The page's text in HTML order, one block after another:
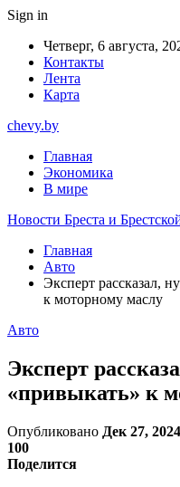
Sign in
Четверг, 6 августа,
Контакты
Лента
Карта
chevy.by
Главная
Экономика
В мире
Новости Бреста и
Главная
Авто
Эксперт рассказал,
к моторному маслу
Авто
Эксперт
«привыкать» к
Опубликовано Дек 27, 2024
100
Поделится